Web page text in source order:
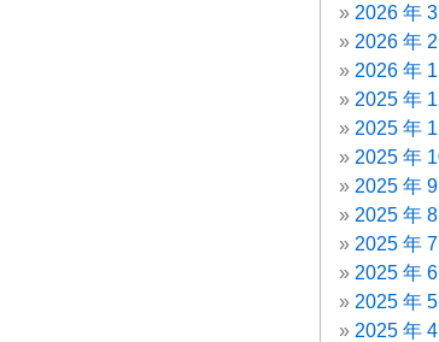
2026 年 3
2026 年 2
2026 年 1
2025 年
2025 年
2025 年
2025 年 9
2025 年 8
2025 年 7
2025 年 6
2025 年 5
2025 年 4